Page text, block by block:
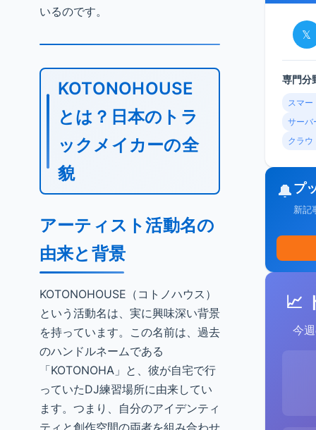
いるのです。
KOTONOHOUSE
とは？日本のトラ
ックメイカーの全
貌
アーティスト活動名の
由来と背景
KOTONOHOUSE（コトノハウス）
という活動名は、実に興味深い背景
を持っています。この名前は、過去
のハンドルネームである
「KOTONOHA」と、彼が自宅で行
っていたDJ練習場所に由来してい
ます。つまり、自分のアイデンティ
ティと創作空間の両者を組み合わせ
𝕏
専門分
スマー
サーバ
クラウ
🔔プ
新記
📈
今